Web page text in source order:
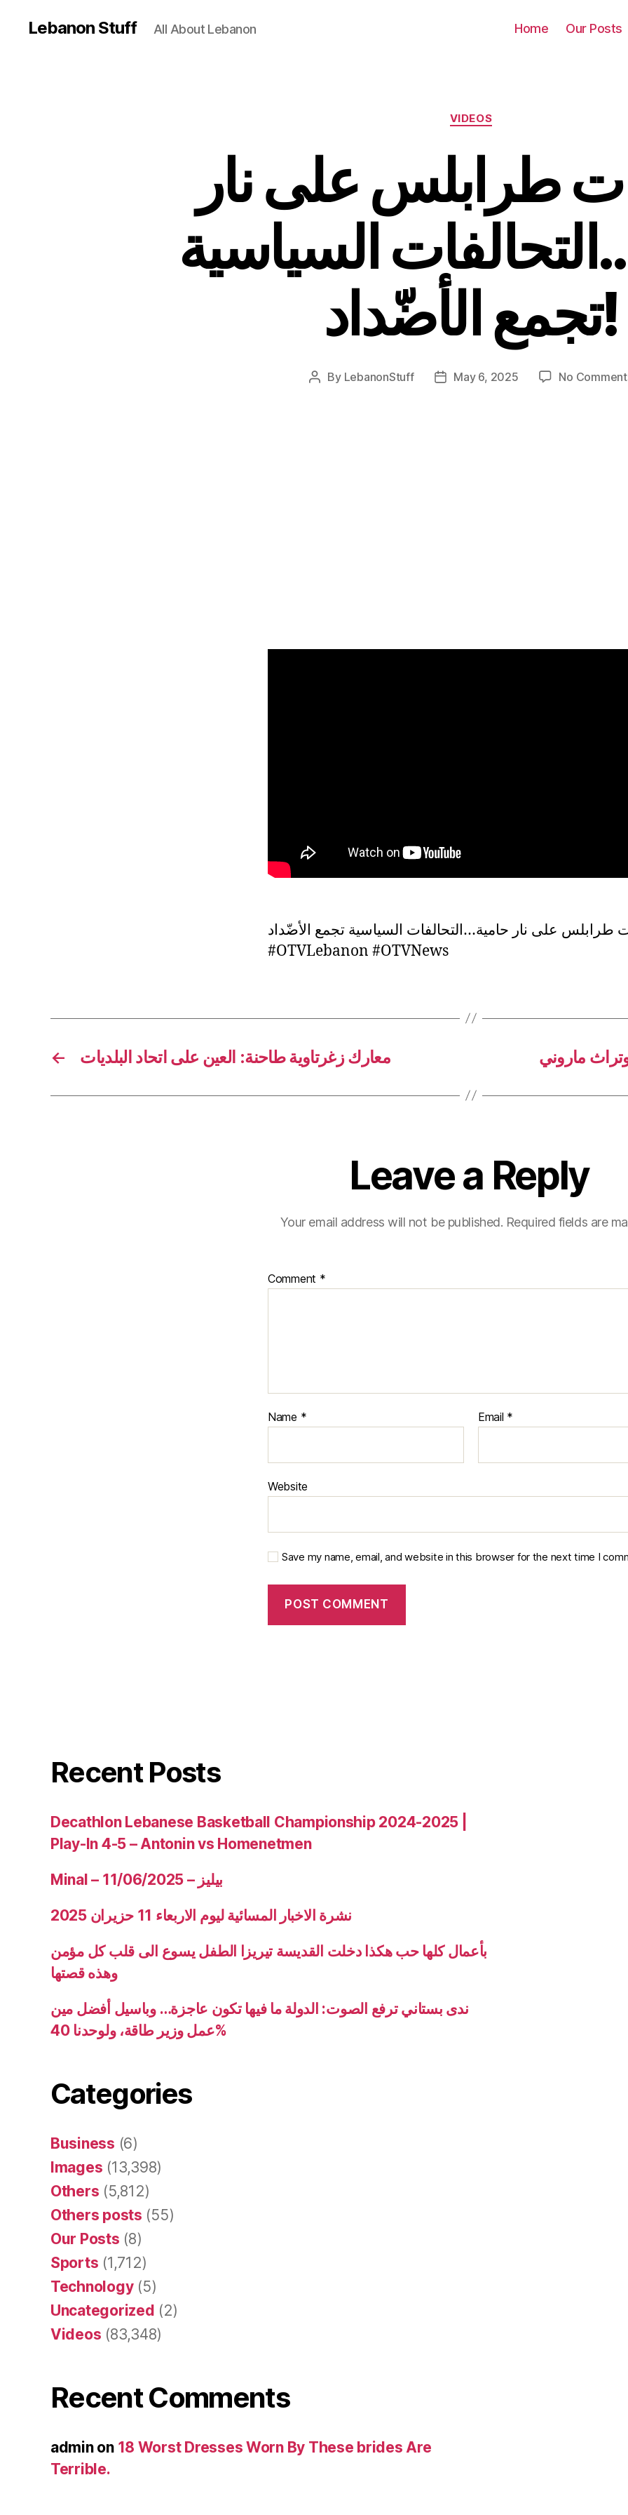
Lebanon Stuff All About Lebanon Home Our Posts
Categories
VIDEOS
طرابلس على نار
السياسية
تجمع الأضّداد!
Post
By LebanonStuff
PostMay 6, 2025 No
#OTVLebanon #OTVNews
← معارك زغرتاوية طاحنة: العين على اتحاد البلديات ماروني
Leave a Reply
Your email address will not be published. Required fields are
Comment *
Name * Email *
Website
Save my name, email, and website in this browser for the next time I
Recent Posts
Decathlon Lebanese Basketball Championship 2024-2025 |
Play-In 4-5 – Antonin vs Homenetmen
Minal – 11/06/2025 – بيليز
نشرة الاخبار المسائية ليوم الاربعاء 11 حزيران 2025
بأعمال كلها حب هكذا دخلت القديسة تيريزا الطفل يسوع الى قلب كل مؤمن
وهذه قصتها
ندى بستاني ترفع الصوت: الدولة ما فيها تكون عاجزة… وباسيل أفضل مين
عمل وزير طاقة، ولوحدنا 40%
Categories
Business (6)
Images (13,398)
Others (5,812)
Others posts (55)
Our Posts (8)
Sports (1,712)
Technology(5)
Uncategorized (2)
Videos (83,348)
Recent Comments
adminon 18 Worst Dresses Worn By These brides Are
Terrible.